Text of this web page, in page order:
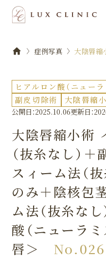
症例写真
大陰唇縮
ーム法（
ーラミス
ヒアルロン酸（ニュー
副皮切除術
大陰唇縮
公開日：2025.10.06更新日：
大陰唇縮小術
（抜糸なし）
スィーム法（
のみ＋陰核包
ム法（抜糸な
酸（ニューラ
唇＞